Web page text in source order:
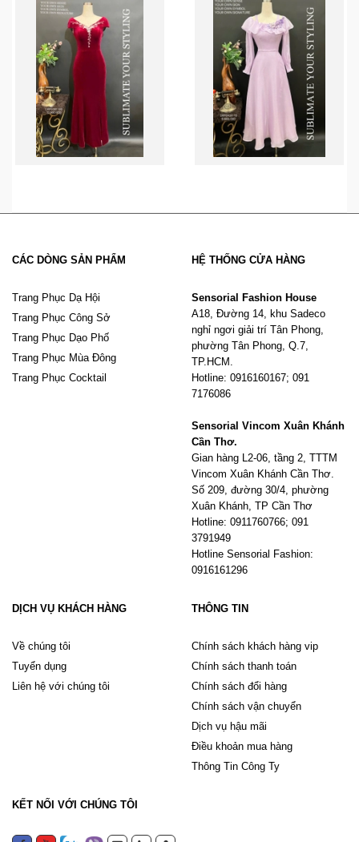
CÁC DÒNG SẢN PHẨM
Trang Phục Dạ Hội
Trang Phục Công Sở
Trang Phục Dạo Phố
Trang Phục Mùa Đông
Trang Phục Cocktail
HỆ THỐNG CỬA HÀNG
Sensorial Fashion House
A18, Đường 14, khu Sadeco
nghỉ ngơi giải trí Tân Phong,
phường Tân Phong, Q.7,
TP.HCM.
Hotline: 0916160167; 091
7176086
Sensorial Vincom Xuân Khánh
Cần Thơ.
Gian hàng L2-06, tầng 2, TTTM
Vincom Xuân Khánh Cần Thơ.
Số 209, đường 30/4, phường
Xuân Khánh, TP Cần Thơ
Hotline: 0911760766; 091
3791949
Hotline Sensorial Fashion:
0916161296
DỊCH VỤ KHÁCH HÀNG
Về chúng tôi
Tuyển dụng
Liên hệ với chúng tôi
THÔNG TIN
Chính sách khách hàng vip
Chính sách thanh toán
Chính sách đổi hàng
Chính sách vận chuyển
Dịch vụ hậu mãi
Điều khoản mua hàng
Thông Tin Công Ty
KẾT NỐI VỚI CHÚNG TÔI